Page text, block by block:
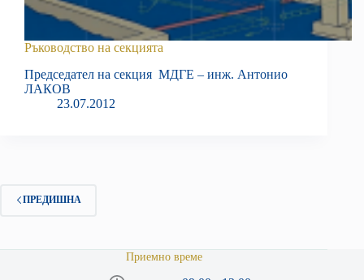
Ръководство на секцията
Председател на секция МДГЕ – инж. Антонио
ЛАКОВ
23.07.2012
ПРЕДИШНА
Приемно време